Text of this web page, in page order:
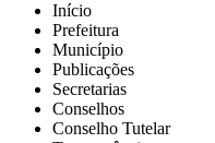
Início
Prefeitura
Município
Publicações
Secretarias
Conselhos
Conselho Tutelar